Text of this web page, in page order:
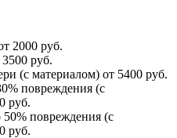
2000 руб.
руб.
(с материалом) от 5400 руб.
повреждения (с
руб.
50% повреждения (с
руб.